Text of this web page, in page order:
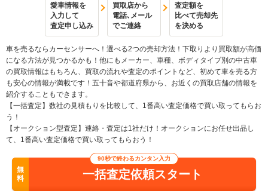
愛車情報を
入力して
査定申し込み
買取店から
電話､メール
でご連絡
査定額を
比べて売却先
を決める
車を売るならカーセンサーへ！選べる2つの売却方法！下取りより買取額が高価
になる方法が見つかるかも！他にもメーカー、車種、ボディタイプ別の中古車
の買取情報はもちろん、買取の流れや査定のポイントなど、初めて車を売る方
も安心の情報が満載です！五十音や都道府県から、お近くの買取店舗の情報を
紹介することもできます。
【一括査定】数社の見積もりを比較して、1番高い査定価格で買い取ってもらお
う！
【オークション型査定】連絡・査定は1社だけ！オークションにお任せ出品し
て、1番高い査定価格で買い取ってもらおう！
無
料
90秒で終わるカンタン入力
一括査定依頼スタート